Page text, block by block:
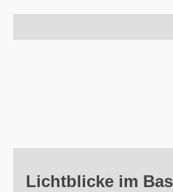
Lichtblicke im